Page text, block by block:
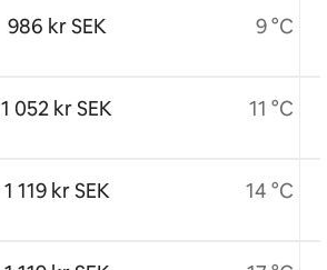
986 kr SEK
1 052 kr SEK
1 119 kr SEK
9 °C
11 °C
14 °C